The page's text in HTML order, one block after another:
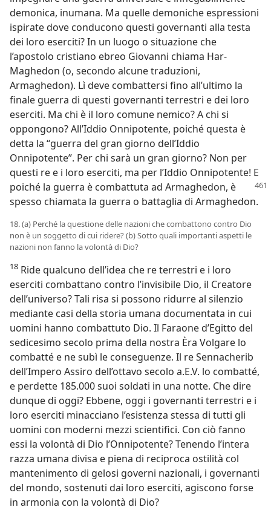
demonica, inumana. Ma quelle demoniche espressioni
ispirate dove conducono questi governanti alla testa
dei loro eserciti? In un luogo o situazione che
l’apostolo cristiano ebreo Giovanni chiama Har-
Maghedon (o, secondo alcune traduzioni,
Armaghedon). Lì deve combattersi fino all’ultimo la
finale guerra di questi governanti terrestri e dei loro
eserciti. Ma chi è il loro comune nemico? A chi si
oppongono? All’Iddio Onnipotente, poiché questa è
detta la “guerra del gran giorno dell’Iddio
Onnipotente”. Per chi sarà un gran giorno? Non per
questi re e i loro eserciti, ma per l’Iddio Onnipotente! E
poiché la guerra è combattuta ad Armaghedon, è
spesso chiamata la guerra o battaglia di Armaghedon.
18. (a) Perché la questione delle nazioni che combattono contro Dio
non è un soggetto di cui ridere? (b) Sotto quali importanti aspetti le
nazioni non fanno la volontà di Dio?
18 Ride qualcuno dell’idea che re terrestri e i loro
eserciti combattano contro l’invisibile Dio, il Creatore
dell’universo? Tali risa si possono ridurre al silenzio
mediante casi della storia umana documentata in cui
uomini hanno combattuto Dio. Il Faraone d’Egitto del
sedicesimo secolo prima della nostra Èra Volgare lo
combatté e ne subì le conseguenze. Il re Sennacherib
dell’Impero Assiro dell’ottavo secolo a.E.V. lo combatté,
e perdette 185.000 suoi soldati in una notte. Che dire
dunque di oggi? Ebbene, oggi i governanti terrestri e i
loro eserciti minacciano l’esistenza stessa di tutti gli
uomini con moderni mezzi scientifici. Con ciò fanno
essi la volontà di Dio l’Onnipotente? Tenendo l’intera
razza umana divisa e piena di reciproca ostilità col
mantenimento di gelosi governi nazionali, i governanti
del mondo, sostenuti dai loro eserciti, agiscono forse
in armonia con la volontà di Dio?